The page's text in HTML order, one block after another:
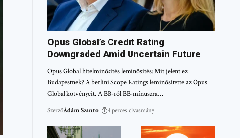
Opus Global’s Credit Rating
Downgraded Amid Uncertain Future
Opus Global hitelminősítés leminősítés: Mit jelent ez
Budapestnek? A berlini Scope Ratings leminősítette az Opus
Global kötvényeit. A BB-ről BB-mínuszra…
SzerzőÁdám Szanto 4 perces olvasmány